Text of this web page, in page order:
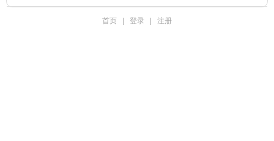
首页 登录 注册